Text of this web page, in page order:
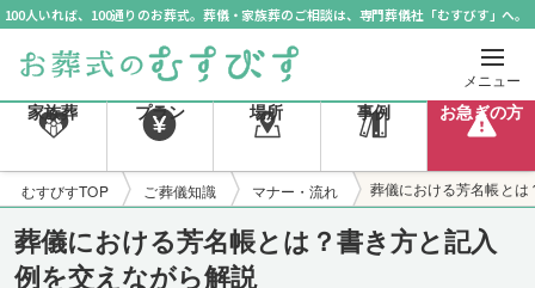
100人いれば、100通りのお葬式。葬儀・家族葬のご相談は、専門葬儀社「むすびす」へ。
メニュー
家族葬 プラン 場所 事例 お急ぎの方
むすびすTOP ご葬儀知識 マナー・流れ 葬儀における芳名帳と
葬儀における芳名帳とは？書き方と記入
例を交えながら解説